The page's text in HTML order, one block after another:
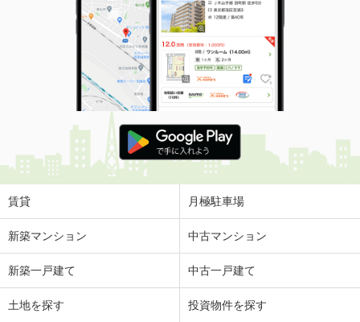
賃貸 月極駐車場
新築マンション 中古マンション
新築一戸建て 中古一戸建て
土地を探す 投資物件を探す